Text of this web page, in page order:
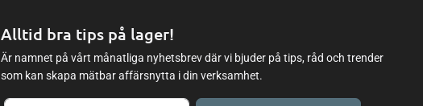
Alltid bra tips på lager!
Är namnet på vårt månatliga nyhetsbrev där vi bjuder på tips, råd och trender
som kan skapa mätbar affärsnytta i din verksamhet.